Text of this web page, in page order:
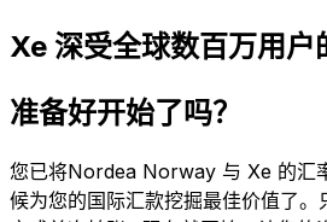
Xe 深受全球数百万用户
准备好开始了吗？
您已将Nordea Norway 与 Xe 的汇
候为您的国际汇款挖掘最佳价值了。